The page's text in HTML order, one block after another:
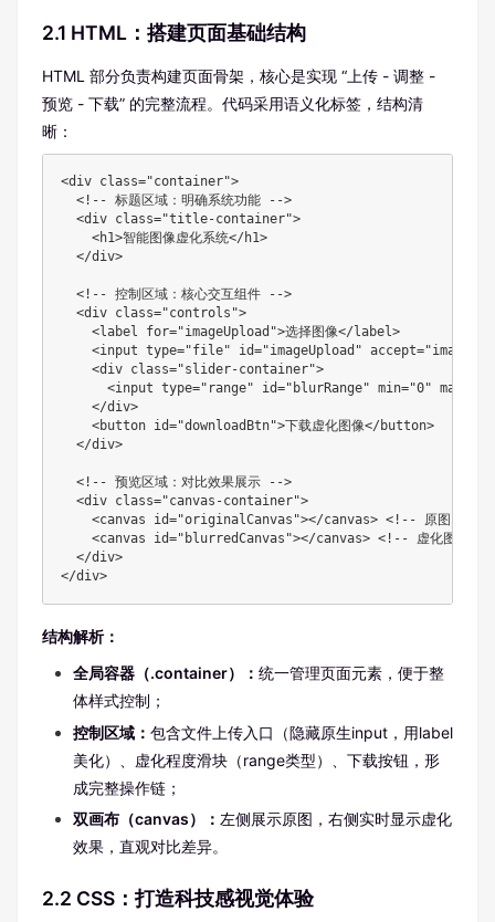
2.1 HTML：搭建页面基础结构
HTML 部分负责构建页面骨架，核心是实现 “上传 - 调整 -
预览 - 下载” 的完整流程。代码采用语义化标签，结构清
晰：
<div class="container">
  <!-- 标题区域：明确系统功能 -->
  <div class="title-container">
    <h1>智能图像虚化系统</h1>
  </div>
  <!-- 控制区域：核心交互组件 -->
  <div class="controls">
    <label for="imageUpload">选择图像</label>
<input type="file" id="imageUpload" accept="image/
    <div class="slider-container">
<input type="range" id="blurRange" min="0"
    </div>
    <button id="downloadBtn">下载虚化图像</button>
  </div>
  <!-- 预览区域：对比效果展示 -->
  <div class="canvas-container">
    <canvas id="originalCanvas"></canvas> <!-- 原图 -->
    <canvas id="blurredCanvas"></canvas> <!-- 虚化图 -->
  </div>
</div>
结构解析：
全局容器（.container）： 统一管理页面元素，便于整
体样式控制；
控制区域： 包含文件上传入口（隐藏原生input，用label
美化）、虚化程度滑块（range类型）、下载按钮，形
成完整操作链；
双画布（canvas）： 左侧展示原图，右侧实时显示虚化
效果，直观对比差异。
2.2 CSS：打造科技感视觉体验